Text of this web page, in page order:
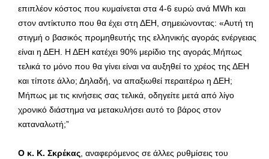
επιπλέον κόστος που κυμαίνεται στα 4-6 ευρώ ανά MWh και
στον αντίκτυπο που θα έχει στη ΔΕΗ, σημειώνοντας: «Αυτή τη
στιγμή ο βασικός προμηθευτής της ελληνικής αγοράς ενέργειας
είναι η ΔΕΗ. Η ΔΕΗ κατέχει 90% μερίδιο της αγοράς.Μήπως
τελικά το μόνο που θα γίνει είναι να αυξηθεί το χρέος της ΔΕΗ
και τίποτε άλλο; Δηλαδή, να απαξιωθεί περαιτέρω η ΔΕΗ;
Μήπως με τις κινήσεις σας τελικά, οδηγείτε μετά από λίγο
χρονικό διάστημα να μετακυλήσει αυτό το βάρος στον
καταναλωτή;”
Ο κ. Κ. Σκρέκας, αναφερόμενος σε άλλες ρυθμίσεις του